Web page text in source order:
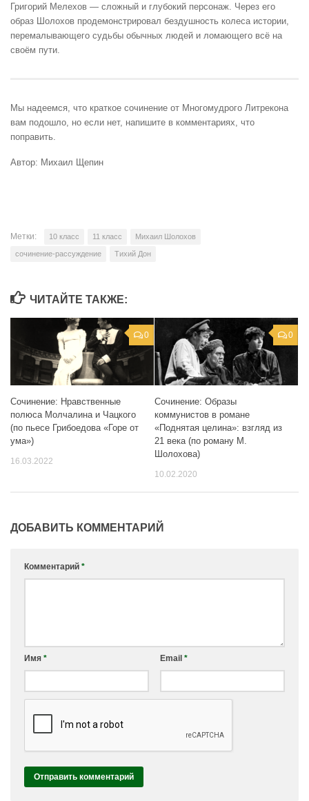
Григорий Мелехов — сложный и глубокий персонаж. Через его
образ Шолохов продемонстрировал бездушность колеса истории,
перемалывающего судьбы обычных людей и ломающего всё на
своём пути.
Мы надеемся, что краткое сочинение от Многомудрого Литрекона
вам подошло, но если нет, напишите в комментариях, что
поправить.
Автор: Михаил Щепин
Метки: 10 класс 11 класс Михаил Шолохов
сочинение-рассуждение Тихий Дон
ЧИТАЙТЕ ТАКЖЕ:
0
Сочинение: Нравственные
полюса Молчалина и Чацкого
(по пьесе Грибоедова «Горе от
ума»)
16.03.2022
0
Сочинение: Образы
коммунистов в романе
«Поднятая целина»: взгляд из
21 века (по роману М.
Шолохова)
10.02.2020
ДОБАВИТЬ КОММЕНТАРИЙ
Комментарий *
Имя * Email *